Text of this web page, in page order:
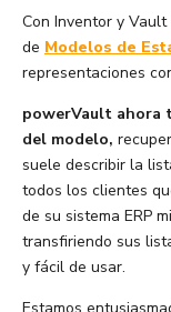
Con Inventor y
de Modelos de
representaciones
powerVault ahora
del modelo,
suele describir la
todos los clientes
de su sistema ERP
transfiriendo sus
y fácil de usar.